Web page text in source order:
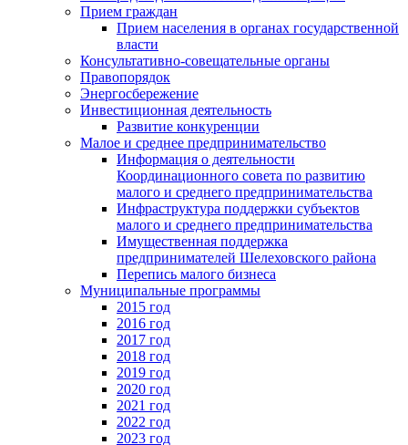
Прием граждан
Прием населения в органах государственной
власти
Консультативно-совещательные органы
Правопорядок
Энергосбережение
Инвестиционная деятельность
Развитие конкуренции
Малое и среднее предпринимательство
Информация о деятельности
Координационного совета по развитию
малого и среднего предпринимательства
Инфраструктура поддержки субъектов
малого и среднего предпринимательства
Имущественная поддержка
предпринимателей Шелеховского района
Перепись малого бизнеса
Муниципальные программы
2015 год
2016 год
2017 год
2018 год
2019 год
2020 год
2021 год
2022 год
2023 год